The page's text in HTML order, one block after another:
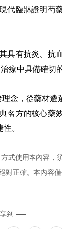
代臨牀證明芍
具有抗炎、抗
療中具備確切
念，從藥材
名方的核心藥
。
式使用本內容，
正確。本內容
到